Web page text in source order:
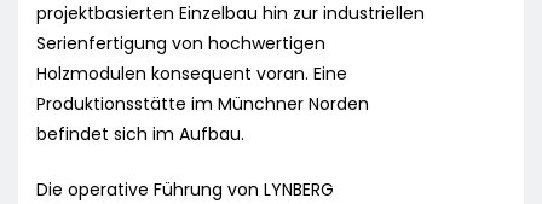
projektbasierten Einzelbau hin zur industriellen
Serienfertigung von hochwertigen
Holzmodulen konsequent voran. Eine
Produktionsstätte im Münchner Norden
befindet sich im Aufbau.
Die operative Führung von LYNBERG